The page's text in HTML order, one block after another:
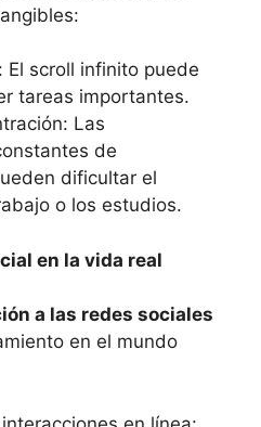
El scroll infinito puede
tareas importantes.
Las
de
dificultar el
o los estudios.
en la vida real
a las redes sociales
en el mundo